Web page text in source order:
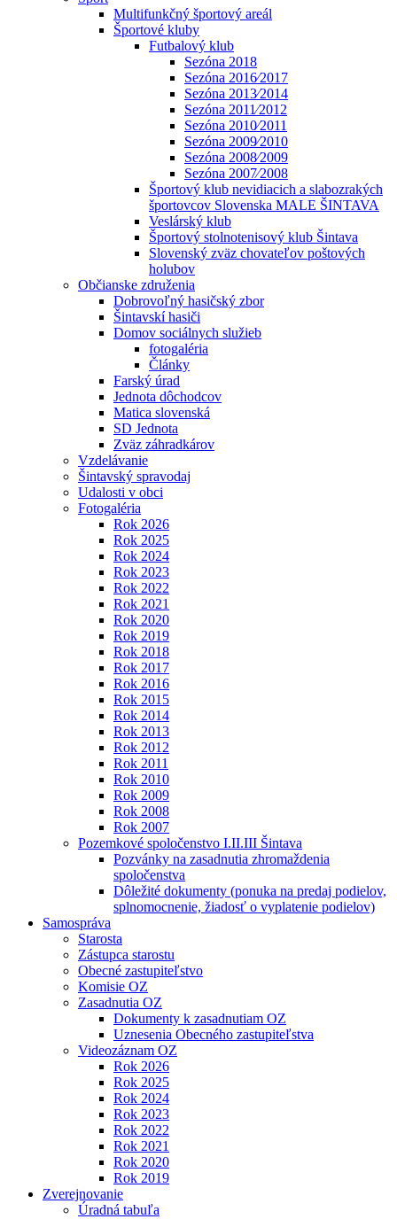
Multifunkčný športový areál
Športové kluby
Futbalový klub
Sezóna 2018
Sezóna 2016⁄2017
Sezóna 2013⁄2014
Sezóna 2011⁄2012
Sezóna 2010⁄2011
Sezóna 2009⁄2010
Sezóna 2008⁄2009
Sezóna 2007⁄2008
Športový klub nevidiacich a slabozrakých
športovcov Slovenska MALE ŠINTAVA
Veslárský klub
Športový stolnotenisový klub Šintava
Slovenský zväz chovateľov poštových
holubov
Občianske združenia
Dobrovoľný hasičský zbor
Šintavskí hasiči
Domov sociálnych služieb
fotogaléria
Články
Farský úrad
Jednota dôchodcov
Matica slovenská
SD Jednota
Zväz záhradkárov
Vzdelávanie
Šintavský spravodaj
Udalosti v obci
Fotogaléria
Rok 2026
Rok 2025
Rok 2024
Rok 2023
Rok 2022
Rok 2021
Rok 2020
Rok 2019
Rok 2018
Rok 2017
Rok 2016
Rok 2015
Rok 2014
Rok 2013
Rok 2012
Rok 2011
Rok 2010
Rok 2009
Rok 2008
Rok 2007
Pozemkové spoločenstvo I.II.III Šintava
Pozvánky na zasadnutia zhromaždenia
spoločenstva
Dôležité dokumenty (ponuka na predaj podielov,
splnomocnenie, žiadosť o vyplatenie podielov)
Samospráva
Starosta
Zástupca starostu
Obecné zastupiteľstvo
Komisie OZ
Zasadnutia OZ
Dokumenty k zasadnutiam OZ
Uznesenia Obecného zastupiteľstva
Videozáznam OZ
Rok 2026
Rok 2025
Rok 2024
Rok 2023
Rok 2022
Rok 2021
Rok 2020
Rok 2019
Zverejnovanie
Úradná tabuľa